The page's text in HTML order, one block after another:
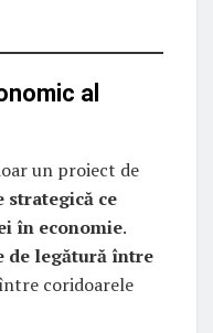
al
un proiect de
strategică ce
în economie.
de legătură între
coridoarele